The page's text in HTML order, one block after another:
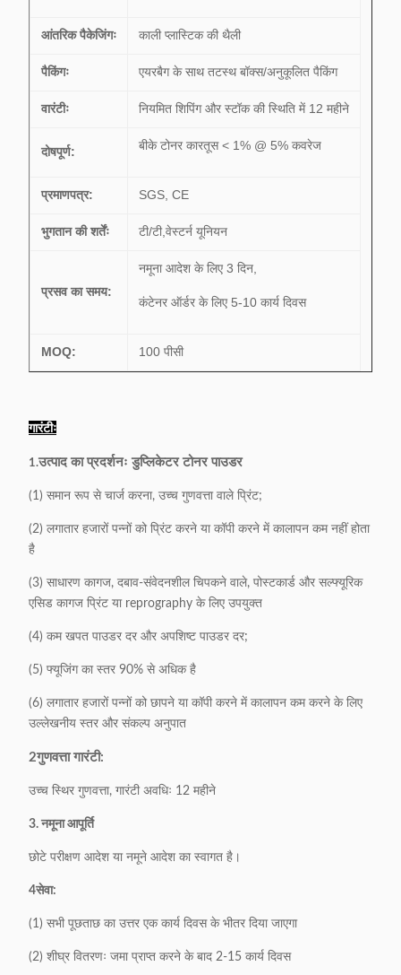
आंतरिक पैकेजिंगः काली प्लास्टिक की थैली
पैकिंगः एयरबैग के साथ तटस्थ बॉक्स/अनुकूलित पैकिंग
वारंटीः नियमित शिपिंग और स्टॉक की स्थिति में 12 महीने
दोषपूर्ण: बीके टोनर कारतूस < 1% @ 5% कवरेज
प्रमाणपत्र: SGS, CE
भुगतान की शर्तेंः टी/टी,वेस्टर्न यूनियन
प्रसव का समय:
नमूना आदेश के लिए 3 दिन,
कंटेनर ऑर्डर के लिए 5-10 कार्य दिवस
MOQ: 100 पीसी
गारंटीः
1.उत्पाद का प्रदर्शनः डुप्लिकेटर टोनर पाउडर
(1) समान रूप से चार्ज करना, उच्च गुणवत्ता वाले प्रिंट;
(2) लगातार हजारों पन्नों को प्रिंट करने या कॉपी करने में कालापन कम नहीं होता
है
(3) साधारण कागज, दबाव-संवेदनशील चिपकने वाले, पोस्टकार्ड और सल्फ्यूरिक
एसिड कागज प्रिंट या reprography के लिए उपयुक्त
(4) कम खपत पाउडर दर और अपशिष्ट पाउडर दर;
(5) फ्यूजिंग का स्तर 90% से अधिक है
(6) लगातार हजारों पन्नों को छापने या कॉपी करने में कालापन कम करने के लिए
उल्लेखनीय स्तर और संकल्प अनुपात
2गुणवत्ता गारंटी:
उच्च स्थिर गुणवत्ता, गारंटी अवधिः 12 महीने
3. नमूना आपूर्ति
छोटे परीक्षण आदेश या नमूने आदेश का स्वागत है।
4सेवा:
(1) सभी पूछताछ का उत्तर एक कार्य दिवस के भीतर दिया जाएगा
(2) शीघ्र वितरणः जमा प्राप्त करने के बाद 2-15 कार्य दिवस